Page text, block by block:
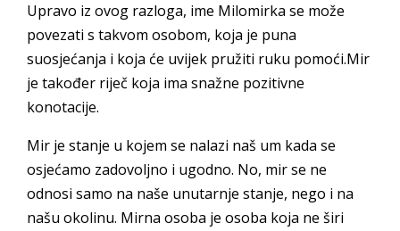
Upravo iz ovog razloga, ime Milomirka se može
povezati s takvom osobom, koja je puna
suosjećanja i koja će uvijek pružiti ruku pomoći.Mir
je također riječ koja ima snažne pozitivne
konotacije.
Mir je stanje u kojem se nalazi naš um kada se
osjećamo zadovoljno i ugodno. No, mir se ne
odnosi samo na naše unutarnje stanje, nego i na
našu okolinu. Mirna osoba je osoba koja ne širi